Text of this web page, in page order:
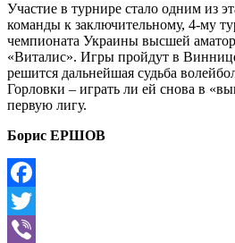
Участие в турнире стало одним из
команды к заключительному, 4-му
чемпионата Украины высшей
«Виталис». Игры пройдут в
решится дальнейшая судьба
Горловки – играть ли ей снова в
первую лигу.
Борис ЕРШОВ
Facebook
Twitter